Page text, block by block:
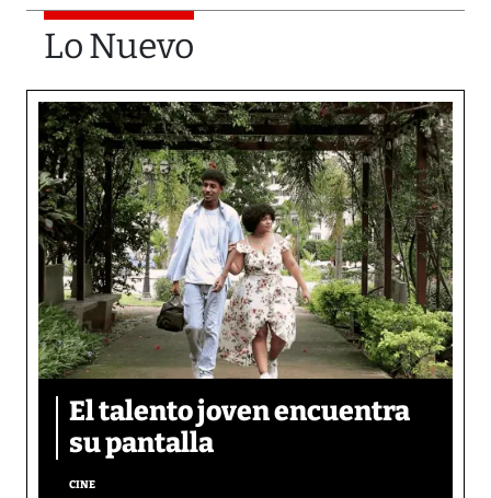
Lo Nuevo
El talento joven encuentra
su pantalla​
CINE